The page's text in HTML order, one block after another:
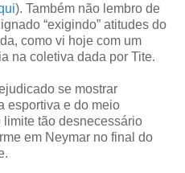
). Também não lembro de
“exigindo” atitudes do
como vi hoje com um
na coletiva dada por Tite.
se mostrar
esportiva e do meio
tão desnecessário
em Neymar no final do